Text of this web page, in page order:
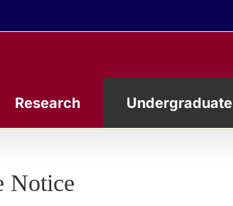
Research Undergraduate
Notice